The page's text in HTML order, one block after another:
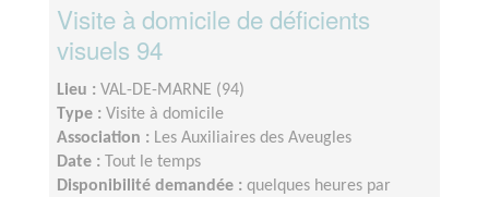
Visite à domicile de déficients
visuels 94
Lieu : VAL-DE-MARNE (94)
Type : Visite à domicile
Association : Les Auxiliaires des Aveugles
Date :
Tout le temps
Disponibilité demandée : quelques heures par